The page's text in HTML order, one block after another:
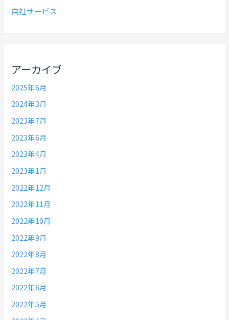
自社サービス
アーカイブ
2025年6月
2024年3月
2023年7月
2023年6月
2023年4月
2023年1月
2022年12月
2022年11月
2022年10月
2022年9月
2022年8月
2022年7月
2022年6月
2022年5月